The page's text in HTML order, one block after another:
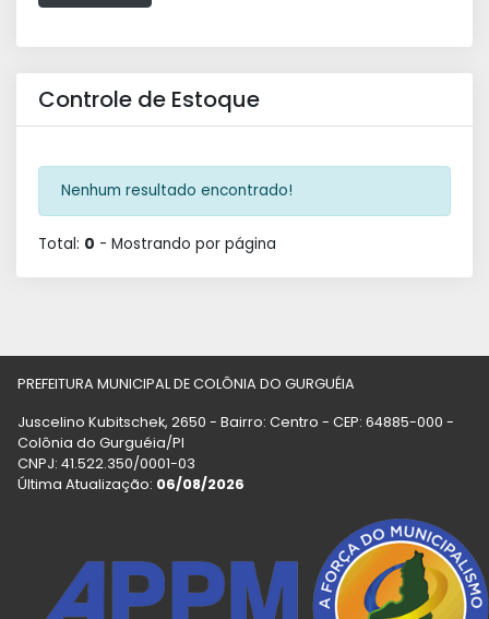
Controle de Estoque
Nenhum resultado encontrado!
Total: 0 - Mostrando por página
PREFEITURA MUNICIPAL DE COLÔNIA DO GURGUÉIA
Juscelino Kubitschek, 2650 - Bairro: Centro - CEP: 64885-000 -
Colônia do Gurguéia/PI
CNPJ: 41.522.350/0001-03
Última Atualização: 06/08/2026